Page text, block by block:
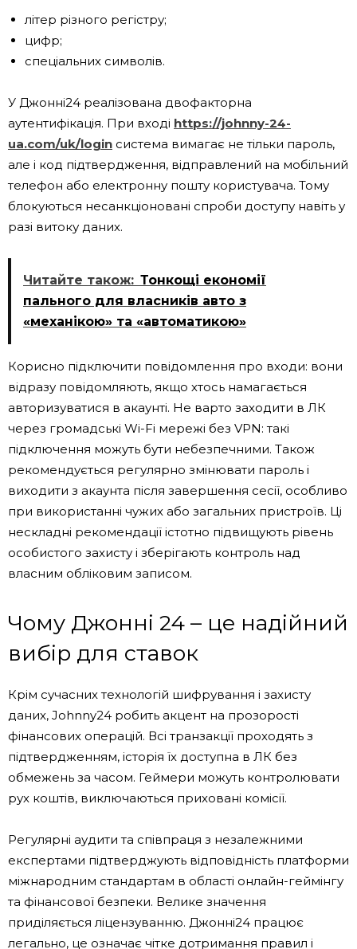
літер різного регістру;
цифр;
спеціальних символів.
У Джонні24 реалізована двофакторна
аутентифікація. При вході https://johnny-24-
ua.com/uk/login система вимагає не тільки пароль,
але і код підтвердження, відправлений на мобільний
телефон або електронну пошту користувача. Тому
блокуються несанкціоновані спроби доступу навіть у
разі витоку даних.
Читайте також: Тонкощі економії
пального для власників авто з
«механікою» та «автоматикою»
Корисно підключити повідомлення про входи: вони
відразу повідомляють, якщо хтось намагається
авторизуватися в акаунті. Не варто заходити в ЛК
через громадські Wi-Fi мережі без VPN: такі
підключення можуть бути небезпечними. Також
рекомендується регулярно змінювати пароль і
виходити з акаунта після завершення сесії, особливо
при використанні чужих або загальних пристроїв. Ці
нескладні рекомендації істотно підвищують рівень
особистого захисту і зберігають контроль над
власним обліковим записом.
Чому Джонні 24 – це надійний
вибір для ставок
Крім сучасних технологій шифрування і захисту
даних, Johnny24 робить акцент на прозорості
фінансових операцій. Всі транзакції проходять з
підтвердженням, історія їх доступна в ЛК без
обмежень за часом. Геймери можуть контролювати
рух коштів, виключаються приховані комісії.
Регулярні аудити та співпраця з незалежними
експертами підтверджують відповідність платформи
міжнародним стандартам в області онлайн-геймінгу
та фінансової безпеки. Велике значення
приділяється ліцензуванню. Джонні24 працює
легально, це означає чітке дотримання правил і